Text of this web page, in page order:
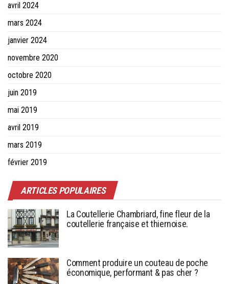
avril 2024
mars 2024
janvier 2024
novembre 2020
octobre 2020
juin 2019
mai 2019
avril 2019
mars 2019
février 2019
ARTICLES POPULAIRES
La Coutellerie Chambriard, fine fleur de la
coutellerie française et thiernoise.
Comment produire un couteau de poche
économique, performant & pas cher ?